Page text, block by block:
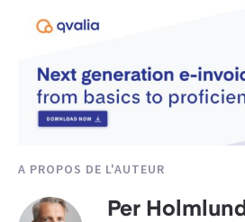
A PROPOS DE L'AUTEUR
Per Holmlund